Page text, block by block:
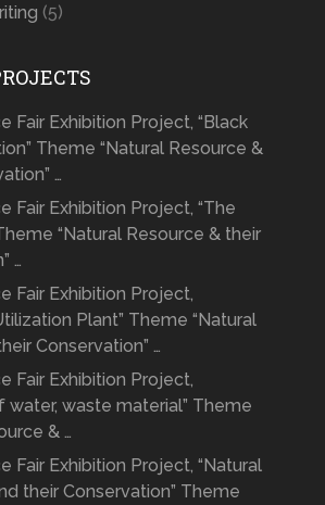
(5)
Fair Exhibition Project, “Black
Theme “Natural Resource &
…
Fair Exhibition Project, “The
“Natural Resource & their
…
Fair Exhibition Project,
Plant” Theme “Natural
Conservation” …
Fair Exhibition Project,
water, waste material” Theme
& …
Fair Exhibition Project, “Natural
their Conservation” Theme